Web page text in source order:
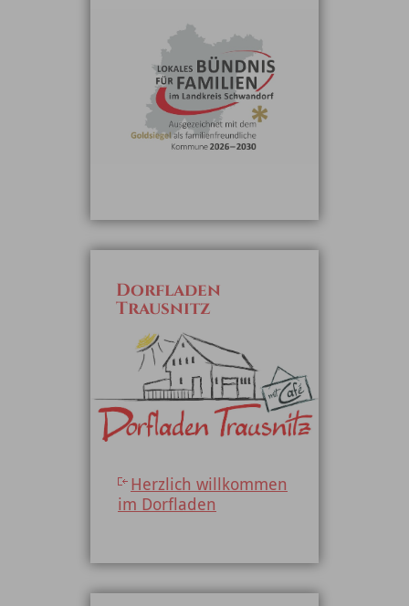
Dorfladen
Trausnitz
Herzlich willkommen
im Dorfladen